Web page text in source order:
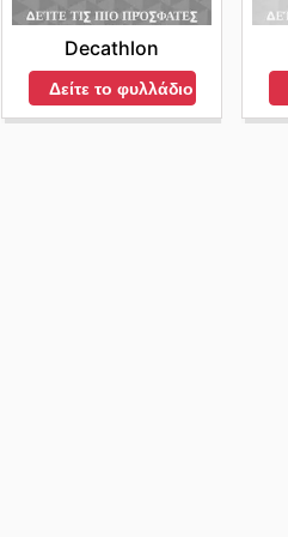
Decathlon
Δείτε το φυλλάδιο